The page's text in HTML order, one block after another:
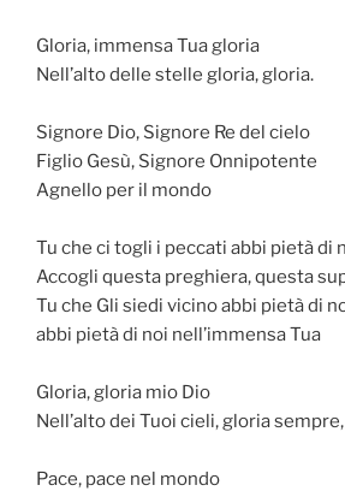
Gloria, immensa Tua gloria
Nell’alto delle stelle gloria, gloria.
Signore Dio, Signore Re del cielo
Figlio Gesù, Signore Onnipotente
Agnello per il mondo
Tu che ci togli i peccati abbi pietà di
Accogli questa preghiera, questa
Tu che Gli siedi vicino abbi pietà di
abbi pietà di noi nell’immensa Tua
Gloria, gloria mio Dio
Nell’alto dei Tuoi cieli, gloria
Pace, pace nel mondo